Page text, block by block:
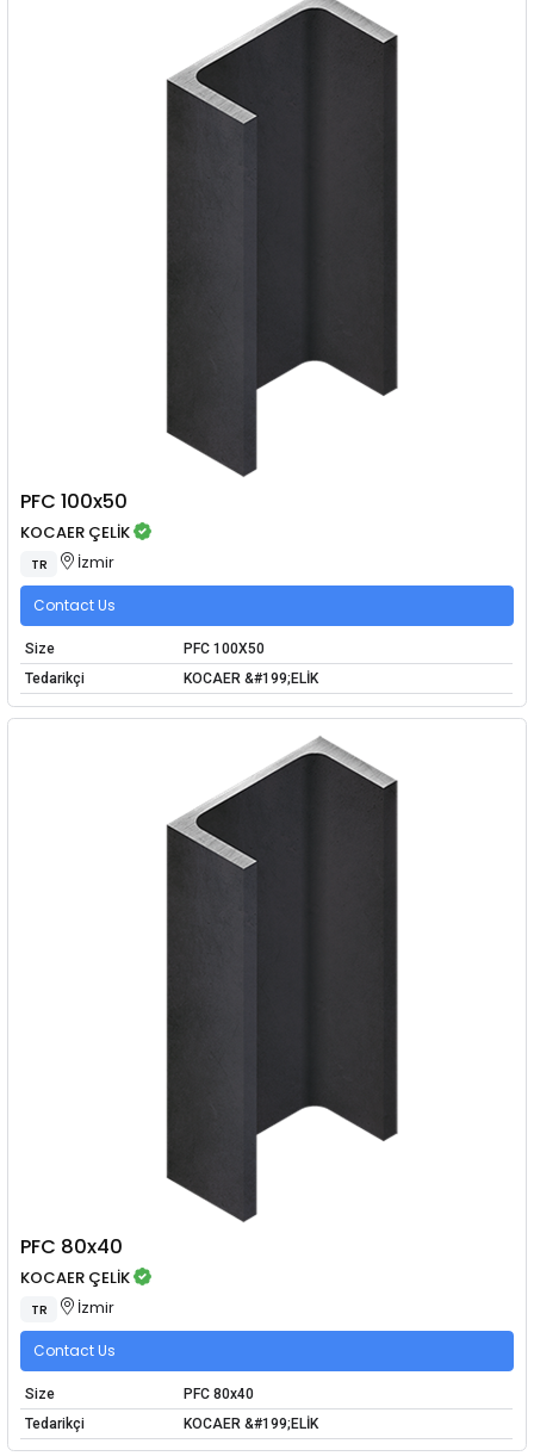
PFC 100x50
KOCAER ÇELİK
TR İzmir
Contact Us
Size
PFC 100X50
Tedarikçi
KOCAER &#199;ELİK
PFC 80x40
KOCAER ÇELİK
TR İzmir
Contact Us
Size
PFC 80x40
Tedarikçi
KOCAER &#199;ELİK